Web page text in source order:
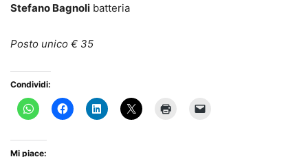
Stefano Bagnoli batteria
Posto unico € 35
Condividi:
Mi piace: